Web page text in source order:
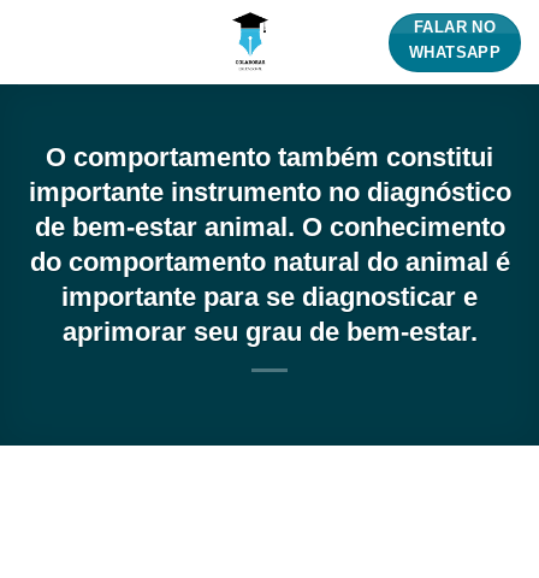
FALAR NO
WHATSAPP
O comportamento também constitui
importante instrumento no diagnóstico
de bem-estar animal. O conhecimento
do comportamento natural do animal é
importante para se diagnosticar e
aprimorar seu grau de bem-estar.